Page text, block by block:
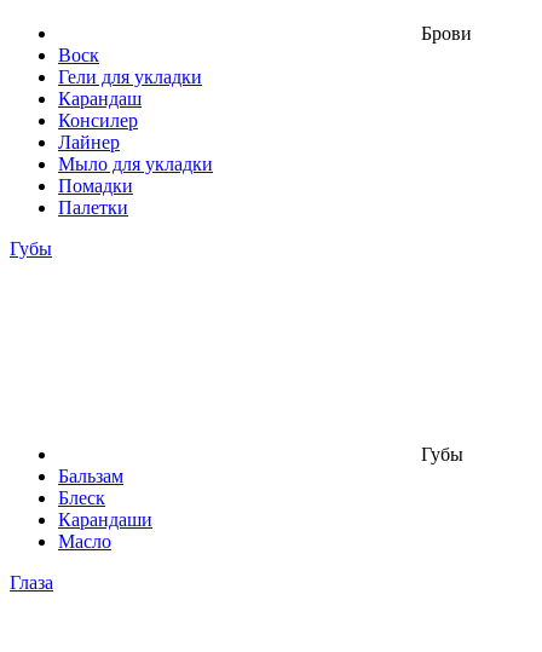
Брови
Воск
Гели для укладки
Карандаш
Консилер
Лайнер
Мыло для укладки
Помадки
Палетки
Губы
Губы
Бальзам
Блеск
Карандаши
Масло
Глаза